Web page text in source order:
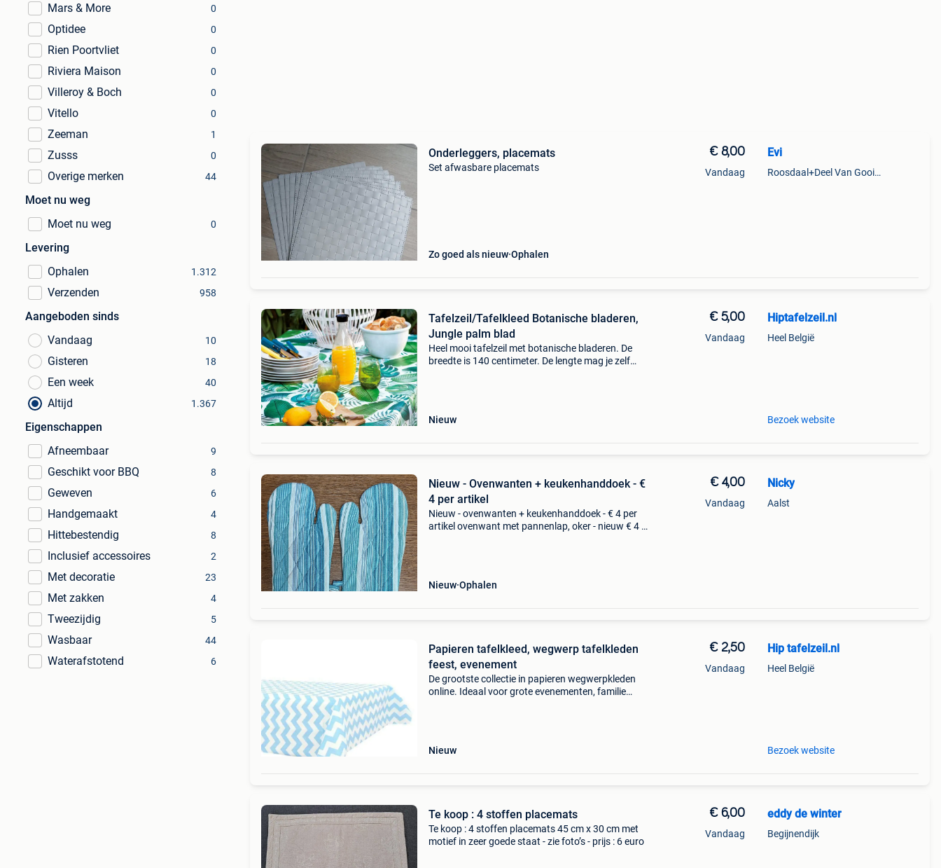
Mars & More 0
Optidee 0
Rien Poortvliet 0
Riviera Maison 0
Villeroy & Boch 0
Vitello 0
Zeeman 1
Zusss 0
Overige merken 44
Moet nu weg
Moet nu weg
0
Levering
Ophalen
1.312
Verzenden 958
Aangeboden sinds
Vandaag
10
Gisteren 18
Een week 40
Altijd 1.367
Eigenschappen
Afneembaar
9
Geschikt voor BBQ 8
Geweven 6
Handgemaakt 4
Hittebestendig 8
Inclusief accessoires 2
Met decoratie 23
Met zakken 4
Tweezijdig 5
Wasbaar 44
Waterafstotend 6
Onderleggers, placemats
Set afwasbare placemats
Zo goed als nieuw Ophalen
€ 8,00
Vandaag
Evi
Roosdaal+Deel Van Gooik En Sint-Kwintens-Lennik
Tafelzeil/Tafelkleed Botanische bladeren,
Jungle palm blad
Heel mooi tafelzeil met botanische bladeren. De
breedte is 140 centimeter. De lengte mag je zelf
Nieuw
€ 5,00
Vandaag
Hiptafelzeil.nl
Heel België
Bezoek website
Nieuw - Ovenwanten + keukenhanddoek - €
4 per artikel
Nieuw - ovenwanten + keukenhanddoek - € 4 per
artikel ovenwant met pannenlap, oker - nieuw € 4 =
Nieuw Ophalen
€ 4,00
Vandaag
Nicky
Aalst
Papieren tafelkleed, wegwerp tafelkleden
feest, evenement
De grootste collectie in papieren wegwerpkleden
online. Ideaal voor grote evenementen, familie
Nieuw
€ 2,50
Vandaag
Hip tafelzeil.nl
Heel België
Bezoek website
Te koop : 4 stoffen placemats
Te koop : 4 stoffen placemats 45 cm x 30 cm met
motief in zeer goede staat - zie foto’s - prijs : 6 euro
€ 6,00
Vandaag
eddy de winter
Begijnendijk